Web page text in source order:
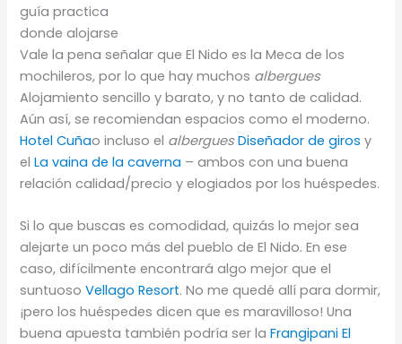
guía practica
donde alojarse
Vale la pena señalar que El Nido es la Meca de los
mochileros, por lo que hay muchos albergues
Alojamiento sencillo y barato, y no tanto de calidad.
Aún así, se recomiendan espacios como el moderno.
Hotel Cuñao incluso el albergues Diseñador de giros y
elLa vaina de la caverna – ambos con una buena
relación calidad/precio y elogiados por los huéspedes.
Si lo que buscas es comodidad, quizás lo mejor sea
alejarte un poco más del pueblo de El Nido. En ese
caso, difícilmente encontrará algo mejor que el
suntuosoVellago Resort. No me quedé allí para dormir,
¡pero los huéspedes dicen que es maravilloso! Una
buena apuesta también podría ser laFrangipani El